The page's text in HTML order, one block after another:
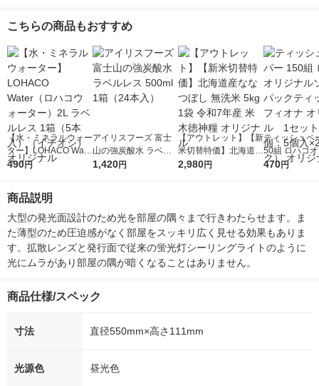
こちらの商品もおすすめ
【水・ミネラルウォー
ター】LOHACO Wate
r（ロハコウォータ
シ） オリジナル
490円
アイリスフーズ 富士
山の強炭酸水 ラベル
レス 500ml 1箱（24
1,420円
【アウトレット】【新
米切替特価】北海道産
ななつぼし 無洗米 5k
2,980円
ティッシュペ
50組 ロハコ
ルソフトパッ
オリジナル
470円
商品説明
大型の発光面設計のため光を部屋の隅々まで行きわたらせます。ま
た薄型のため圧迫感がなく部屋をスッキリ広く見せる効果もありま
す。拡散レンズと発行面で従来の蛍光灯シーリングライトのように
光にムラがあり部屋の隅が暗くなることはありません。
商品仕様/スペック
寸法 直径550mm×高さ111mm
光源色 昼光色